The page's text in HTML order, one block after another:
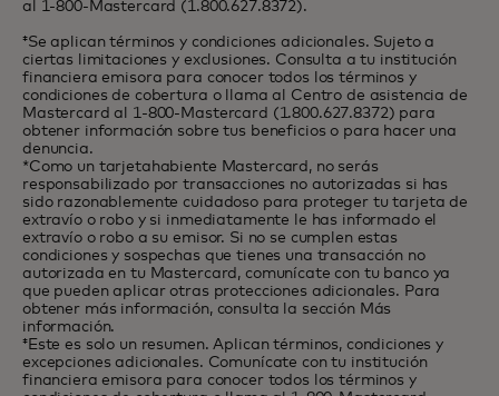
al 1-800-Mastercard (1.800.627.8372).
‡Se aplican términos y condiciones adicionales. Sujeto a
ciertas limitaciones y exclusiones. Consulta a tu institución
financiera emisora para conocer todos los términos y
condiciones de cobertura o llama al Centro de asistencia de
Mastercard al 1-800-Mastercard (1.800.627.8372) para
obtener información sobre tus beneficios o para hacer una
denuncia.
*Como un tarjetahabiente Mastercard, no serás
responsabilizado por transacciones no autorizadas si has
sido razonablemente cuidadoso para proteger tu tarjeta de
extravío o robo y si inmediatamente le has informado el
extravío o robo a su emisor. Si no se cumplen estas
condiciones y sospechas que tienes una transacción no
autorizada en tu Mastercard, comunícate con tu banco ya
que pueden aplicar otras protecciones adicionales. Para
obtener más información, consulta la sección Más
información.
‡Este es solo un resumen. Aplican términos, condiciones y
excepciones adicionales. Comunícate con tu institución
financiera emisora para conocer todos los términos y